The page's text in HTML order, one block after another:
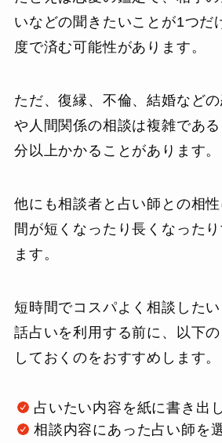
いなどの聞きたいことが1つだ
度で済む可能性があります。
ただ、復縁、不倫、結婚など
や人間関係の相談は複雑であ
分以上かかることがあります。
他にも相談者と占い師との相
間が短くなったり長くなった
ます。
短時間でコスパよく相談した
話占いを利用する前に、以下
しておくのをおすすめします。
占いたい内容を紙に書き出
相談内容にあった占い師を